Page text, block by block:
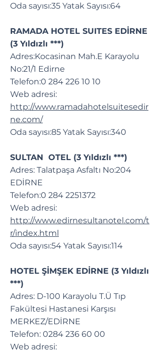
Oda sayısı:35 Yatak Sayısı:64
RAMADA HOTEL SUITES EDİRNE
(3 Yıldızlı ***)
Adres:Kocasinan Mah.E Karayolu
No:21/1 Edirne
Telefon:0 284 226 10 10
Web adresi:
http://www.ramadahotelsuitesedir
ne.com/
Oda sayısı:85 Yatak Sayısı:340
SULTAN OTEL (3 Yıldızlı ***)
Adres: Talatpaşa Asfaltı No:204
EDİRNE
Telefon:0 284 2251372
Web adresi:
http://www.edirnesultanotel.com/t
r/index.html
Oda sayısı:54 Yatak Sayısı:114
HOTEL ŞİMŞEK EDİRNE (3 Yıldızlı
***)
Adres: D-100 Karayolu T.Ü Tıp
Fakültesi Hastanesi Karşısı
MERKEZ/EDİRNE
Telefon: 0284 236 60 00
Web adresi: